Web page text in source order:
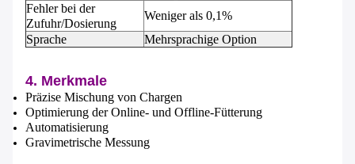
Fehler bei der
Zufuhr/Dosierung
Weniger als 0,1%
Sprache
Mehrsprachige Option
4. Merkmale
Präzise Mischung von Chargen
Optimierung der Online- und Offline-Fütterung
Automatisierung
Gravimetrische Messung